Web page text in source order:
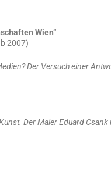
Wien“
2007)
Der Versuch einer
Der Maler Eduard